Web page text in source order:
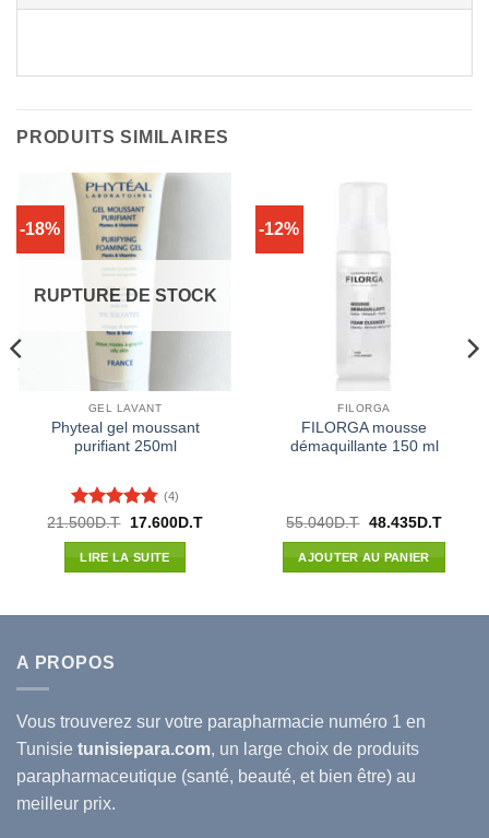
PRODUITS SIMILAIRES
-18%
RUPTURE DE STOCK
GEL LAVANT
Phyteal gel moussant
purifiant 250ml
Note4.75
sur 5
(4)
21.500D.T
Le
initial
était :
17.600D.TLe
LIRE LA SUITE
-12%
FILORGA
FILORGA mousse
démaquillante 150 ml
55.040D.T Le
initial
était :
48.435D.TLe
AJOUTER AU PANIER
A PROPOS
Vous trouverez sur votre parapharmacie numéro 1 en
Tunisie tunisiepara.com, un large choix de produits
parapharmaceutique (santé, beauté, et bien être) au
meilleur prix.